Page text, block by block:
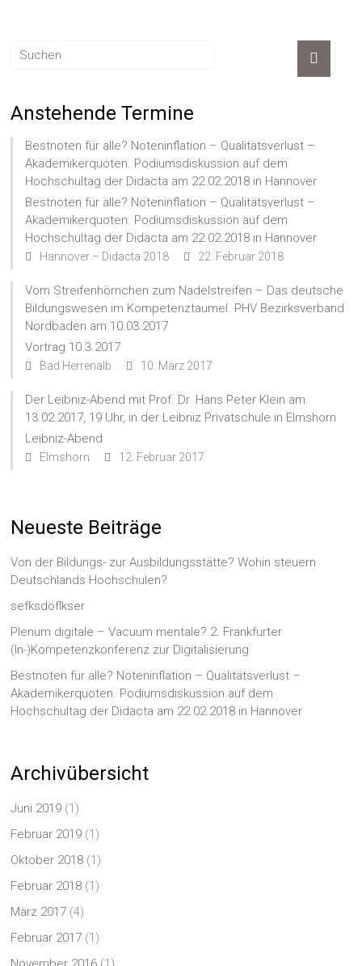
Anstehende Termine
Bestnoten für alle? Noteninflation – Qualitätsverlust –
Akademikerquoten. Podiumsdiskussion auf dem
Hochschultag der Didacta am 22.02.2018 in Hannover
Bestnoten für alle? Noteninflation – Qualitätsverlust –
Akademikerquoten. Podiumsdiskussion auf dem
Hochschultag der Didacta am 22.02.2018 in Hannover
Hannover – Didacta 2018 22. Februar 2018
Vom Streifenhörnchen zum Nadelstreifen – Das deutsche
Bildungswesen im Kompetenztaumel. PHV Bezirksverband
Nordbaden am 10.03.2017
Vortrag 10.3.2017
Bad Herrenalb 10. März 2017
Der Leibniz-Abend mit Prof. Dr. Hans Peter Klein am
13.02.2017, 19 Uhr, in der Leibniz Privatschule in Elmshorn
Leibniz-Abend
Elmshorn 12. Februar 2017
Neueste Beiträge
Von der Bildungs- zur Ausbildungsstätte? Wohin steuern
Deutschlands Hochschulen?
sefksdöflkser
Plenum digitale – Vacuum mentale? 2. Frankfurter
(In-)Kompetenzkonferenz zur Digitalisierung
Bestnoten für alle? Noteninflation – Qualitätsverlust –
Akademikerquoten. Podiumsdiskussion auf dem
Hochschultag der Didacta am 22.02.2018 in Hannover
Archivübersicht
Juni 2019 (1)
Februar 2019 (1)
Oktober 2018 (1)
Februar 2018 (1)
März 2017 (4)
Februar 2017 (1)